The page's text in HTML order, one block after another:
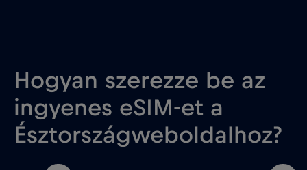
Hogyan szerezze be az
ingyenes eSIM-et a
Észtországweboldalhoz?